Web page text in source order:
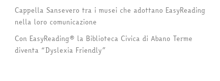
Cappella Sansevero tra i musei che adottano EasyReading
nella loro comunicazione
Con EasyReading® la Biblioteca Civica di Abano Terme
diventa “Dyslexia Friendly”